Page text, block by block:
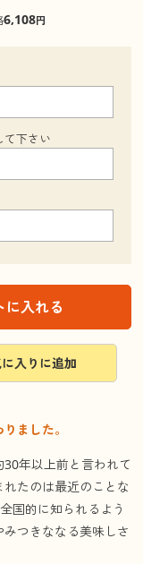
6,108円
下さい
に入れる
入りに追加
ました。
年以上前と言われて
たのは最近のことな
国的に知られるよう
つきななる美味しさ